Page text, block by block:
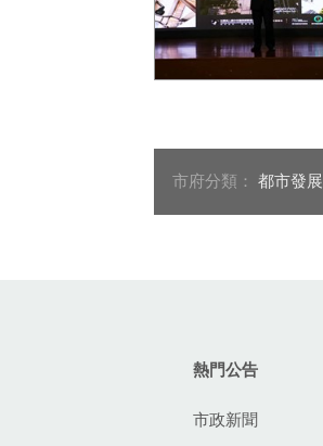
市府分類： 都市發展
熱門公告
市政新聞